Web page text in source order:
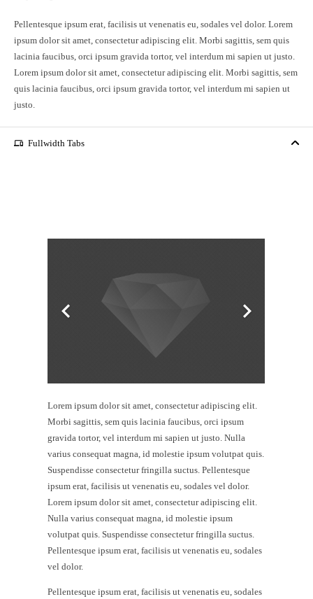
Pellentesque ipsum erat, facilisis ut venenatis eu, sodales vel dolor. Lorem
ipsum dolor sit amet, consectetur adipiscing elit. Morbi sagittis, sem quis
lacinia faucibus, orci ipsum gravida tortor, vel interdum mi sapien ut justo.
Lorem ipsum dolor sit amet, consectetur adipiscing elit. Morbi sagittis, sem
quis lacinia faucibus, orci ipsum gravida tortor, vel interdum mi sapien ut
justo.
phonelink Fullwidth Tabs
Lorem ipsum dolor sit amet, consectetur adipiscing elit.
Morbi sagittis, sem quis lacinia faucibus, orci ipsum
gravida tortor, vel interdum mi sapien ut justo. Nulla
varius consequat magna, id molestie ipsum volutpat quis.
Suspendisse consectetur fringilla suctus. Pellentesque
ipsum erat, facilisis ut venenatis eu, sodales vel dolor.
Lorem ipsum dolor sit amet, consectetur adipiscing elit.
Nulla varius consequat magna, id molestie ipsum
volutpat quis. Suspendisse consectetur fringilla suctus.
Pellentesque ipsum erat, facilisis ut venenatis eu, sodales
vel dolor.
Pellentesque ipsum erat, facilisis ut venenatis eu, sodales